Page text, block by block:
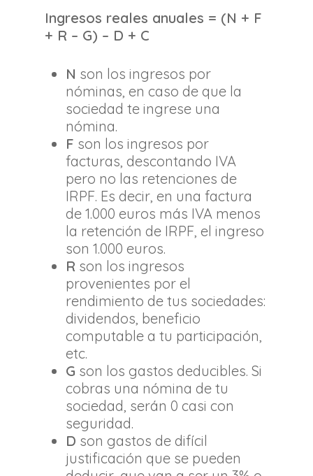
Ingresos reales anuales = (N + F
+ R – G) – D + C
N son los ingresos por
nóminas, en caso de que la
sociedad te ingrese una
nómina.
F son los ingresos por
facturas, descontando IVA
pero no las retenciones de
IRPF. Es decir, en una factura
de 1.000 euros más IVA menos
la retención de IRPF, el ingreso
son 1.000 euros.
R son los ingresos
provenientes por el
rendimiento de tus sociedades:
dividendos, beneficio
computable a tu participación,
etc.
G son los gastos deducibles. Si
cobras una nómina de tu
sociedad, serán 0 casi con
seguridad.
D son gastos de difícil
justificación que se pueden